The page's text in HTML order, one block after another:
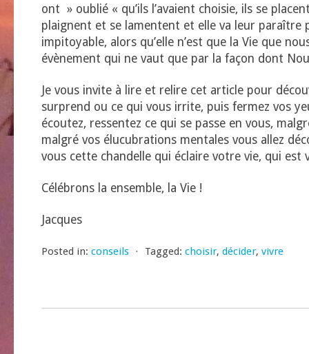
ont » oublié « qu’ils l’avaient choisie, ils se
plaignent et se lamentent et elle va leur paraître
impitoyable, alors qu’elle n’est que la Vie que
évènement qui ne vaut que par la façon dont
Je vous invite à lire et relire cet article pour
surprend ou ce qui vous irrite, puis fermez vos
écoutez, ressentez ce qui se passe en vous,
malgré vos élucubrations mentales vous allez
vous cette chandelle qui éclaire votre vie, qui est
Célébrons la ensemble, la Vie !
Jacques
Posted in: conseils ⋅ Tagged: choisir, décider, vivre